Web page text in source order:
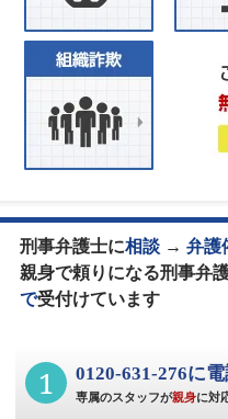
刑事弁護士に相談→ 弁護
親身で頼りになる刑事弁
で受付けています
1 0120-631-276に電
専属のスタッフが親身に対